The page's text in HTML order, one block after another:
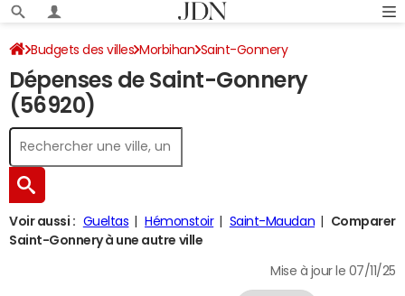
Budgets des villes Morbihan Saint-Gonnery
Dépenses 2024
Dépenses de Saint-Gonnery
(56920)
Voir aussi : Gueltas Hémonstoir Saint-Maudan
Comparer
Saint-Gonnery à une autre ville
Mise à jour le 07/11/25